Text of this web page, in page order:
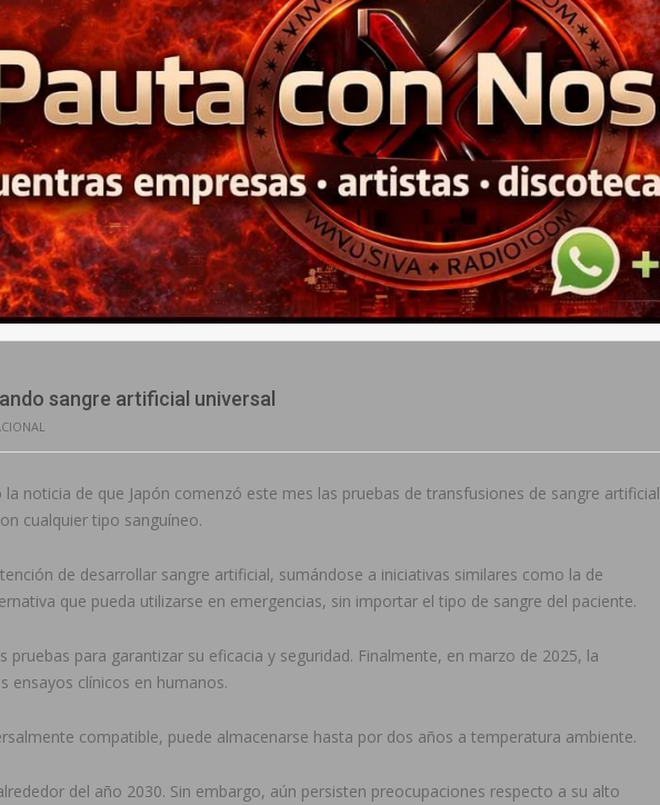
sangre artificial universal
noticia de que Japón comenzó este mes las pruebas de transfusiones de sangre artificial
cualquier tipo sanguíneo.
de desarrollar sangre artificial, sumándose a iniciativas similares como la de
que pueda utilizarse en emergencias, sin importar el tipo de sangre del paciente.
pruebas para garantizar su eficacia y seguridad. Finalmente, en marzo de 2025, la
ensayos clínicos en humanos.
compatible, puede almacenarse hasta por dos años a temperatura ambiente.
del año 2030. Sin embargo, aún persisten preocupaciones respecto a su alto